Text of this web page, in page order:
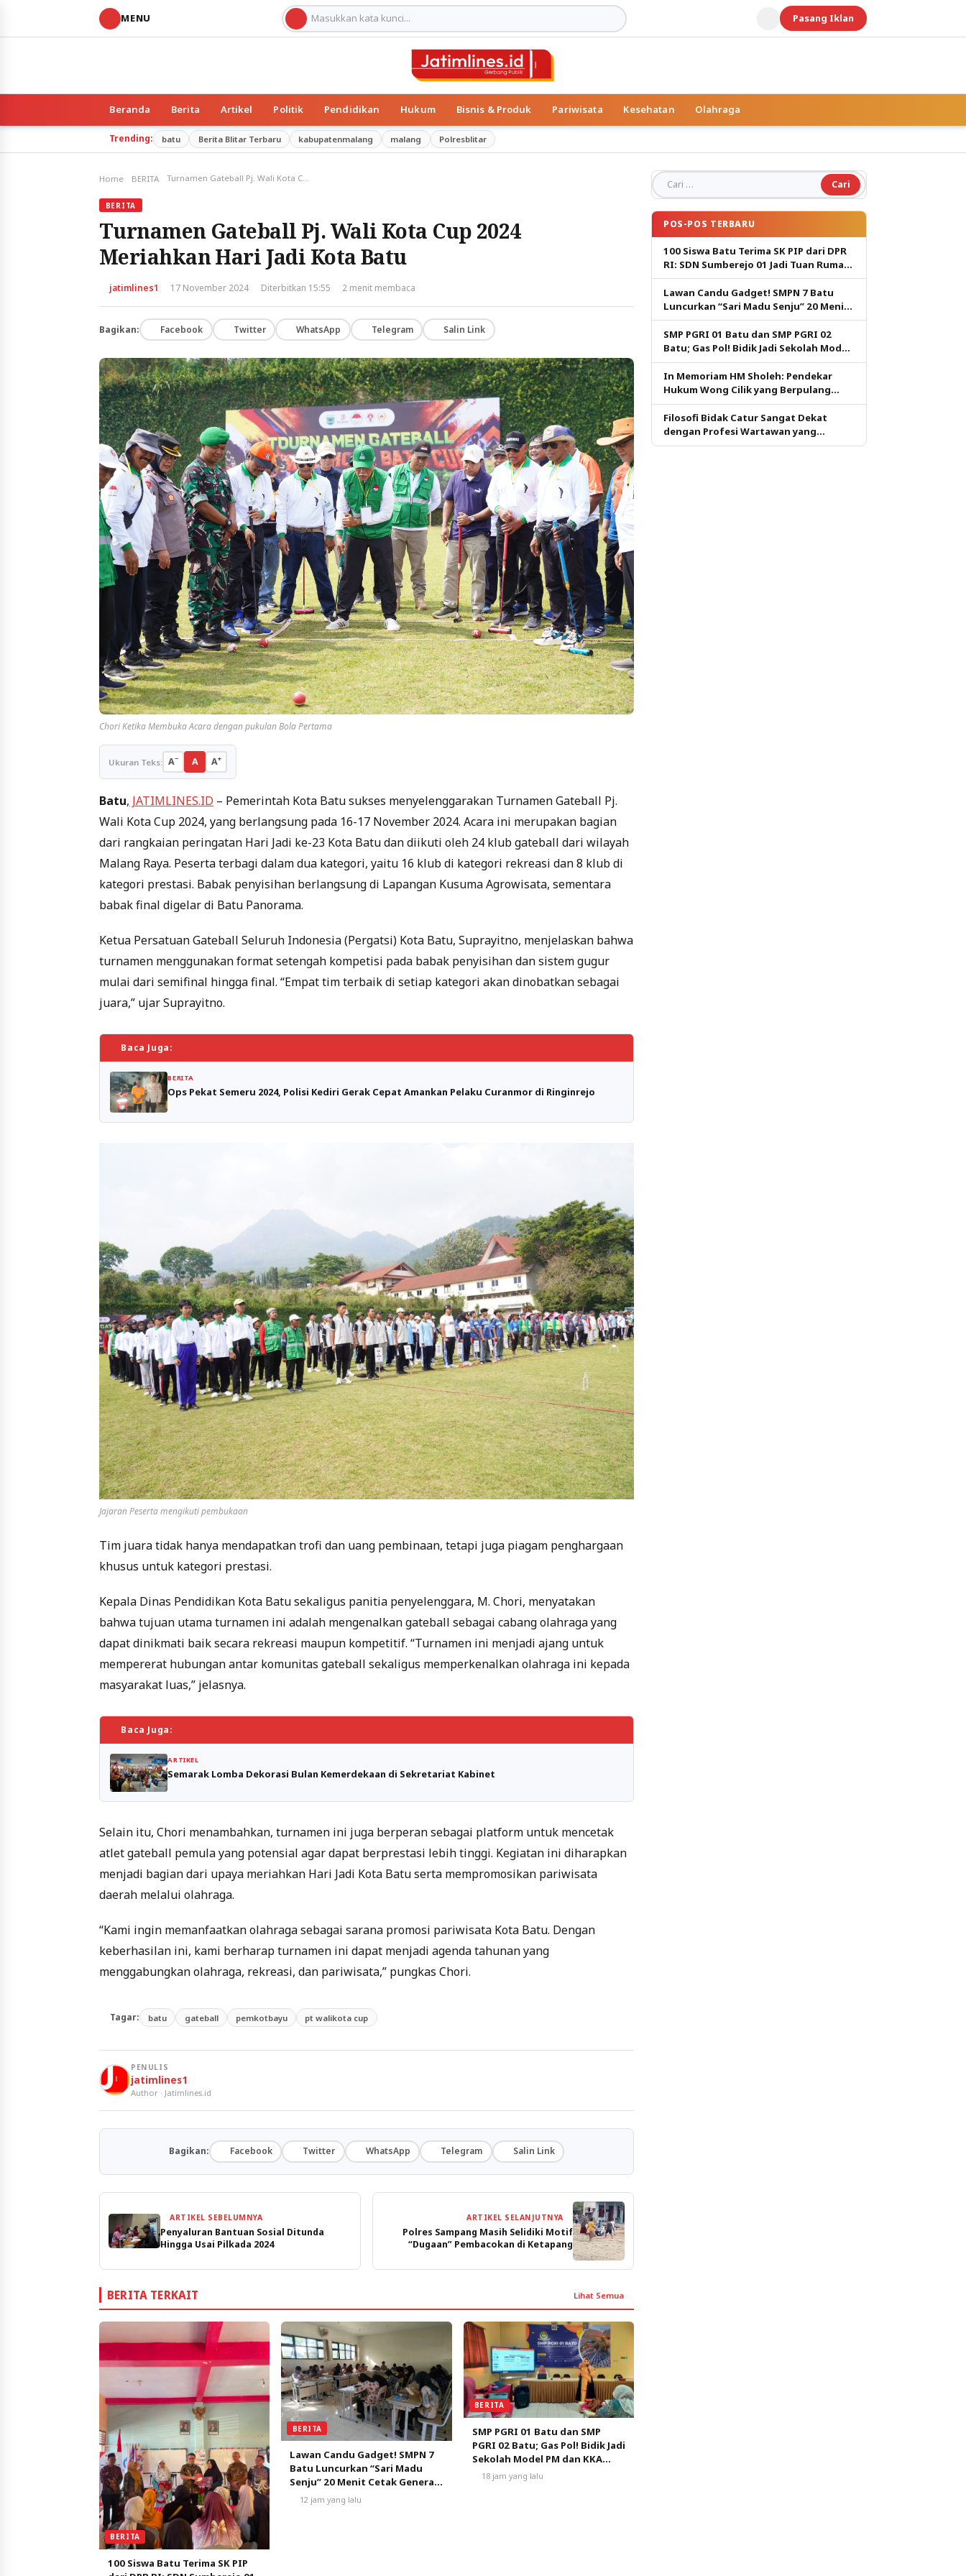
MENU Pasang Iklan
Beranda Berita Artikel Politik Pendidikan Hukum Bisnis & Produk Pariwisata Kesehatan Olahraga
Trending: batu Berita Blitar Terbaru kabupatenmalang malang Polresblitar
Home BERITA
BERITA
Turnamen Gateball Pj. Wali Kota Cup 2024
Meriahkan Hari Jadi Kota Batu
jatimlines1· 17 November 2024· Diterbitkan 15:55· 2 menit membaca
Bagikan: Facebook Twitter WhatsApp Telegram Salin Link
Chori Ketika Membuka Acara dengan pukulan Bola Pertama
Ukuran Teks: A− A A+
Batu, JATIMLINES.ID – Pemerintah Kota Batu sukses menyelenggarakan Turnamen Gateball Pj.
Wali Kota Cup 2024, yang berlangsung pada 16-17 November 2024. Acara ini merupakan bagian
dari rangkaian peringatan Hari Jadi ke-23 Kota Batu dan diikuti oleh 24 klub gateball dari wilayah
Malang Raya. Peserta terbagi dalam dua kategori, yaitu 16 klub di kategori rekreasi dan 8 klub di
kategori prestasi. Babak penyisihan berlangsung di Lapangan Kusuma Agrowisata, sementara
babak final digelar di Batu Panorama.
Ketua Persatuan Gateball Seluruh Indonesia (Pergatsi) Kota Batu, Suprayitno, menjelaskan bahwa
turnamen menggunakan format setengah kompetisi pada babak penyisihan dan sistem gugur
mulai dari semifinal hingga final. “Empat tim terbaik di setiap kategori akan dinobatkan sebagai
juara,” ujar Suprayitno.
Baca Juga:
BERITA
Ops Pekat Semeru 2024, Polisi Kediri Gerak Cepat Amankan Pelaku Curanmor di Ringinrejo
Jajaran Peserta mengikuti pembukaan
Tim juara tidak hanya mendapatkan trofi dan uang pembinaan, tetapi juga piagam penghargaan
khusus untuk kategori prestasi.
Kepala Dinas Pendidikan Kota Batu sekaligus panitia penyelenggara, M. Chori, menyatakan
bahwa tujuan utama turnamen ini adalah mengenalkan gateball sebagai cabang olahraga yang
dapat dinikmati baik secara rekreasi maupun kompetitif. “Turnamen ini menjadi ajang untuk
mempererat hubungan antar komunitas gateball sekaligus memperkenalkan olahraga ini kepada
masyarakat luas,” jelasnya.
Baca Juga:
ARTIKEL
Semarak Lomba Dekorasi Bulan Kemerdekaan di Sekretariat Kabinet
Selain itu, Chori menambahkan, turnamen ini juga berperan sebagai platform untuk mencetak
atlet gateball pemula yang potensial agar dapat berprestasi lebih tinggi. Kegiatan ini diharapkan
menjadi bagian dari upaya meriahkan Hari Jadi Kota Batu serta mempromosikan pariwisata
daerah melalui olahraga.
“Kami ingin memanfaatkan olahraga sebagai sarana promosi pariwisata Kota Batu. Dengan
keberhasilan ini, kami berharap turnamen ini dapat menjadi agenda tahunan yang
menggabungkan olahraga, rekreasi, dan pariwisata,” pungkas Chori.
Tagar: batu gateball pemkotbayu pt walikota cup
PENULIS
jatimlines1
Author · Jatimlines.id
Bagikan: Facebook Twitter WhatsApp Telegram Salin Link
ARTIKEL SEBELUMNYA
Penyaluran Bantuan Sosial Ditunda
Hingga Usai Pilkada 2024
ARTIKEL SELANJUTNYA
Polres Sampang Masih Selidiki Motif
“Dugaan” Pembacokan di Ketapang
BERITA TERKAIT Lihat Semua
BERITA
100 Siswa Batu Terima SK PIP
BERITA
Lawan Candu Gadget! SMPN 7
Batu Luncurkan “Sari Madu
Senju” 20 Menit Cetak Generasi
Pembaca
12 jam yang lalu
BERITA
SMP PGRI 01 Batu dan SMP
PGRI 02 Batu; Gas Pol! Bidik Jadi
Sekolah Model PM dan KKA
Pertama di Kota Batu
18 jam yang lalu
Cari untuk:
POS-POS TERBARU
100 Siswa Batu Terima SK PIP dari DPR
RI: SDN Sumberejo 01 Jadi Tuan Rumah,
Harapan Baru Pendidikan Gratis
Lawan Candu Gadget! SMPN 7 Batu
Luncurkan “Sari Madu Senju” 20 Menit
Cetak Generasi Pembaca
SMP PGRI 01 Batu dan SMP PGRI 02
Batu; Gas Pol! Bidik Jadi Sekolah Model
PM dan KKA Pertama di Kota Batu
In Memoriam HM Sholeh: Pendekar
Hukum Wong Cilik yang Berpulang
dalam Ketulusan
Filosofi Bidak Catur Sangat Dekat
dengan Profesi Wartawan yang
Dituntut Berpikir Kritis